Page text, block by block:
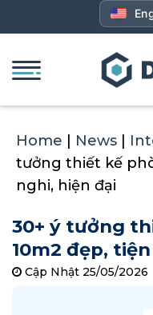
to
Home News
tưởng thiết kế
nghi, hiện đại
30+ ý tưởng
10m2 đẹp,
Cập Nhật 25/05/2026